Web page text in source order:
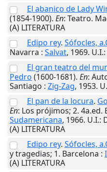
El abanico de Lady
(1854-1900). En: Teatro.
(A) LITERATURA
Edipo rey. Sófocles,
Navarra : Salvat, 1969. U.I.
El gran teatro del
Pedro (1600-1681). En:
Santiago : Zig-Zag, 1953.
El pan de la locura.
En: Los prójimos; 2. 4a.ed.
Sudamericana, 1966. U.I.:
(A) LITERATURA
Edipo rey. Sófocles,
y tragedias; 1. Barcelona :
(A) LITERATURA